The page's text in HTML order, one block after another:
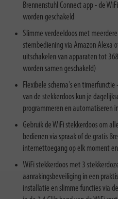
Brennenstuhl Connect app - de
worden geschakeld
Slimme verdeeldoos met
stembediening via Amazon Alexa
uitschakelen van apparaten tot
worden samen geschakeld)
Flexibele schema's en
van de stekkerdoos kun je
programmeren en automatiseren
Gebruik de WiFi stekkerdoos om
bedienen via spraak of de gratis
internettoegang op elk moment
WiFi stekkerdoos met 3
aanrakingsbeveiliging in een
installatie en slimme functies via